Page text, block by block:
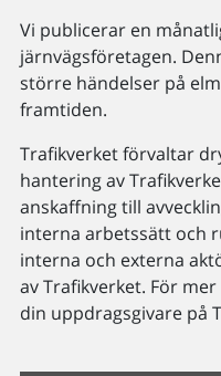
Vi publicerar en
järnvägsföretagen.
större händelser på
framtiden.
Trafikverket förvaltar
hantering av
anskaffning till
interna arbetssätt och
interna och externa
av Trafikverket. För
din uppdragsgivare på